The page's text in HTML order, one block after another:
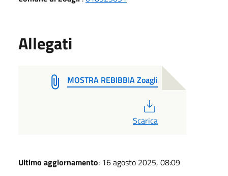
Allegati
MOSTRA REBIBBIA Zoagli
Scarica
Ultimo aggiornamento: 16 agosto 2025, 08:09